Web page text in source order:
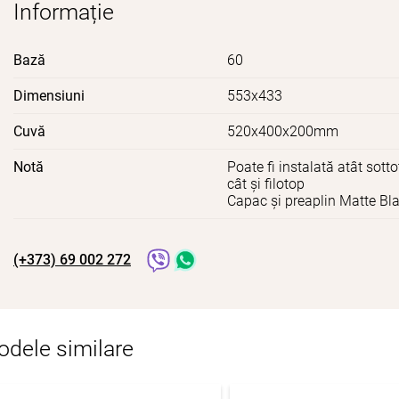
Informație
Bază 60
Dimensiuni 553x433
Cuvă 520x400x200mm
Notă
Poate fi instalată atât
cât și filotop
Capac și preaplin Matte
(+373) 69 002 272
similare